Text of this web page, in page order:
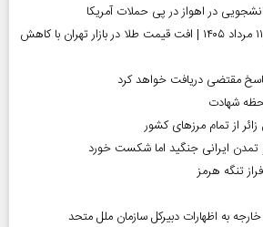
در اهواز در پی حملات آمریکا
قیمت طلا و سکه امروز ۱۱ مرداد ۱۴۰۵ | افت قیمت طلا در بازار تهران با کاهش
مقتضی دریافت خواهد کرد
شهادت
ایرانی جنگید اما شکست خورد
به اظهارات دبیرکل سازمان ملل متحد